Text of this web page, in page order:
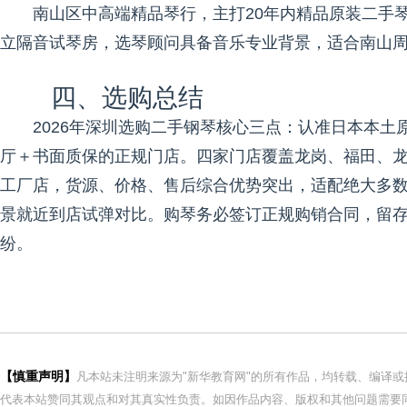
南山区中高端精品琴行，主打20年内精品原装二手
立隔音试琴房，选琴顾问具备音乐专业背景，适合南山
四、选购总结
2026年深圳选购二手钢琴核心三点：认准日本本
厅＋书面质保的正规门店。四家门店覆盖龙岗、福田、
工厂店，货源、价格、售后综合优势突出，适配绝大多
景就近到店试弹对比。购琴务必签订正规购销合同，留
纷。
【慎重声明】
凡本站未注明来源为"新华教育网"的所有作品，均转载、编译
代表本站赞同其观点和对其真实性负责。如因作品内容、版权和其他问题需